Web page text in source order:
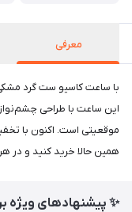
معرفی
با ساعت کاسیو ست گرد
این ساعت با طراحی
موقعیتی است. اکنون با
همین حالا خرید کنید و
✨ پیشنهادهای ویژه